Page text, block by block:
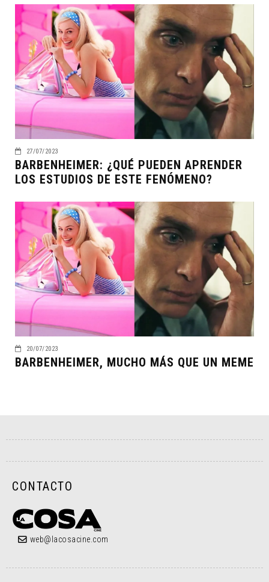
27/07/2023
BARBENHEIMER: ¿QUÉ PUEDEN APRENDER
LOS ESTUDIOS DE ESTE FENÓMENO?
20/07/2023
BARBENHEIMER, MUCHO MÁS QUE UN MEME
CONTACTO
web@lacosacine.com